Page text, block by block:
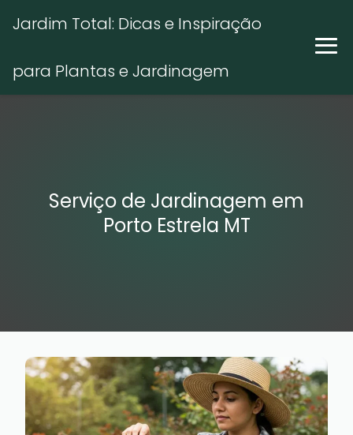
Jardim Total: Dicas e Inspiração
para Plantas e Jardinagem
Serviço de Jardinagem em
Porto Estrela MT